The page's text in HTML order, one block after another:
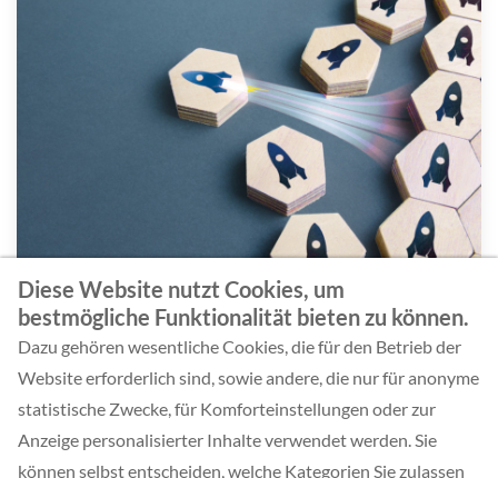
Ergebnisbericht Studie Driving Innovation
Diese Website nutzt Cookies, um
bestmögliche Funktionalität bieten zu können.
Dazu gehören wesentliche Cookies, die für den Betrieb der
Website erforderlich sind, sowie andere, die nur für anonyme
statistische Zwecke, für Komforteinstellungen oder zur
Anzeige personalisierter Inhalte verwendet werden. Sie
können selbst entscheiden, welche Kategorien Sie zulassen